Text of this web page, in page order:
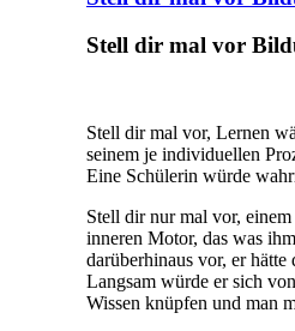
Stell dir mal vor
Stell dir mal vor, Lernen
seinem je individuellen
Eine Schülerin würde
Stell dir nur mal vor,
inneren Motor, das was
darüberhinaus vor, er
Langsam würde er sich
Wissen knüpfen und man